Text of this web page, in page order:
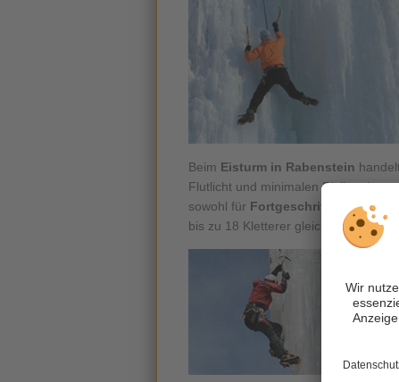
Beim Eisturm in Rabenstein
Flutlicht und minimalen Risiken
sowohl für Fortgeschrittene , als
bis zu 18 Kletterer gleichzeitig am